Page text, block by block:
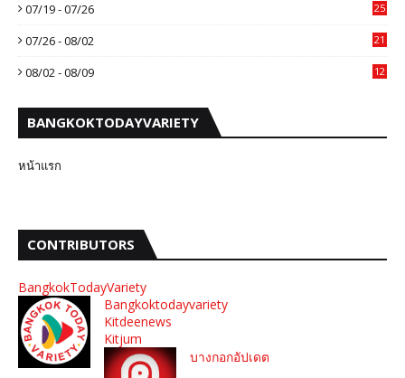
07/19 - 07/26 25
07/26 - 08/02 21
08/02 - 08/09 12
BANGKOKTODAYVARIETY
หน้าแรก
CONTRIBUTORS
BangkokTodayVariety
Bangkoktodayvariety
Kitdeenews
Kitjum
บางกอกอัปเดต